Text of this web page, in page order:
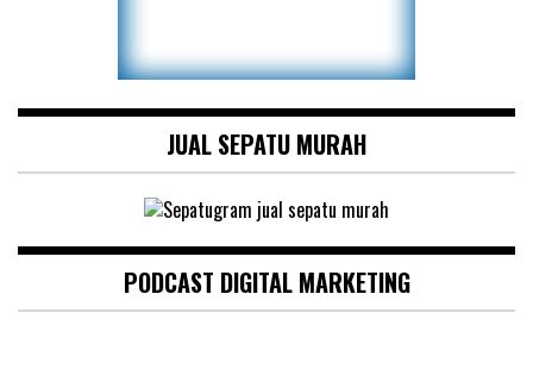
JUAL SEPATU MURAH
PODCAST DIGITAL MARKETING